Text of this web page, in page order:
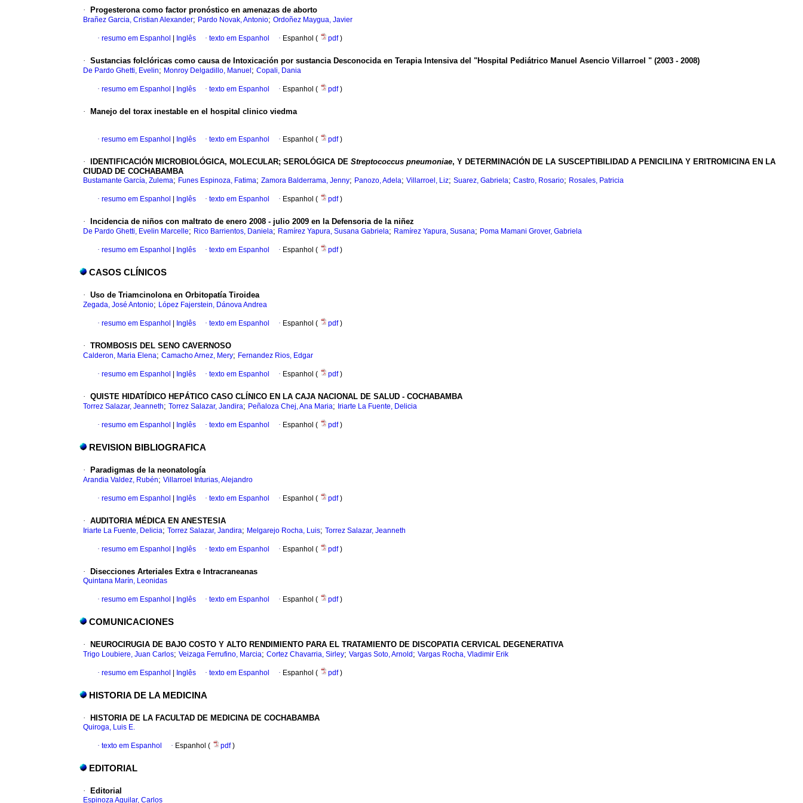
· Progesterona como factor pronóstico en amenazas de aborto
Brañez Garcia, Cristian Alexander; Pardo Novak, Antonio; Ordoñez Maygua, Javier
· resumo em Espanhol Inglês · texto em Espanhol · Espanhol ( pdf)
· Sustancias folclóricas como causa de Intoxicación por sustancia Desconocida en Terapia Intensiva del "Hospital Pediátrico Manuel Asencio Villarroel " (2003 - 2008)
De Pardo Ghetti, Evelin; Monroy Delgadillo, Manuel ; Copali, Dania
· resumo em Espanhol Inglês · texto em Espanhol · Espanhol ( pdf)
· Manejo del torax inestable en el hospital clinico viedma
· resumo em Espanhol Inglês · texto em Espanhol · Espanhol ( pdf)
· IDENTIFICACIÓN MICROBIOLÓGICA, MOLECULAR; SEROLÓGICA DE Streptococcus pneumoniae, Y DETERMINACIÓN DE LA SUSCEPTIBILIDAD A PENICILINA Y ERITROMICINA EN LA
CIUDAD DE COCHABAMBA
Bustamante García, Zulema; Funes Espinoza, Fatima; Zamora Balderrama, Jenny; Panozo, Adela; Villarroel, Liz; Suarez, Gabriela; Castro, Rosario; Rosales, Patricia
· resumo em Espanhol Inglês · texto em Espanhol · Espanhol ( pdf)
· Incidencia de niños con maltrato de enero 2008 - julio 2009 en la Defensoria de la niñez
De Pardo Ghetti, Evelin Marcelle; Rico Barrientos, Daniela; Ramírez Yapura, Susana Gabriela; Ramírez Yapura, Susana; Poma Mamani Grover, Gabriela
· resumo em Espanhol Inglês · texto em Espanhol · Espanhol ( pdf)
CASOS CLÍNICOS
· Uso de Triamcinolona en Orbitopatía Tiroidea
Zegada, José Antonio; López Fajerstein, Dánova Andrea
· resumo em Espanhol Inglês · texto em Espanhol · Espanhol ( pdf)
· TROMBOSIS DEL SENO CAVERNOSO
Calderon, Maria Elena; Camacho Arnez, Mery; Fernandez Rios, Edgar
· resumo em Espanhol Inglês · texto em Espanhol · Espanhol ( pdf)
· QUISTE HIDATÍDICO HEPÁTICO CASO CLÍNICO EN LA CAJA NACIONAL DE SALUD - COCHABAMBA
Torrez Salazar, Jeanneth; Torrez Salazar, Jandira; Peñaloza Chej, Ana Maria; Iriarte La Fuente, Delicia
· resumo em Espanhol Inglês · texto em Espanhol · Espanhol ( pdf)
REVISION BIBLIOGRAFICA
· Paradigmas de la neonatología
Arandia Valdez, Rubén; Villarroel Inturias, Alejandro
· resumo em Espanhol Inglês · texto em Espanhol · Espanhol ( pdf)
· AUDITORIA MÉDICA EN ANESTESIA
Iriarte La Fuente, Delicia; Torrez Salazar, Jandira; Melgarejo Rocha, Luis; Torrez Salazar, Jeanneth
· resumo em Espanhol Inglês · texto em Espanhol · Espanhol ( pdf)
· Disecciones Arteriales Extra e Intracraneanas
Quintana Marín, Leonidas
· resumo em Espanhol Inglês · texto em Espanhol · Espanhol ( pdf)
COMUNICACIONES
· NEUROCIRUGIA DE BAJO COSTO Y ALTO RENDIMIENTO PARA EL TRATAMIENTO DE DISCOPATIA CERVICAL DEGENERATIVA
Trigo Loubiere, Juan Carlos; Veizaga Ferrufino, Marcia; Cortez Chavarria, Sirley; Vargas Soto, Arnold ; Vargas Rocha, Vladimir Erik
· resumo em Espanhol Inglês · texto em Espanhol · Espanhol ( pdf)
HISTORIA DE LA MEDICINA
· HISTORIA DE LA FACULTAD DE MEDICINA DE COCHABAMBA
Quiroga, Luis E.
· texto em Espanhol · Espanhol ( pdf)
EDITORIAL
· Editorial
Espinoza Aguilar, Carlos